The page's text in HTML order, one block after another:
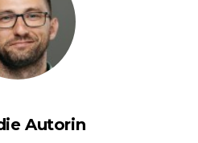
Autorin